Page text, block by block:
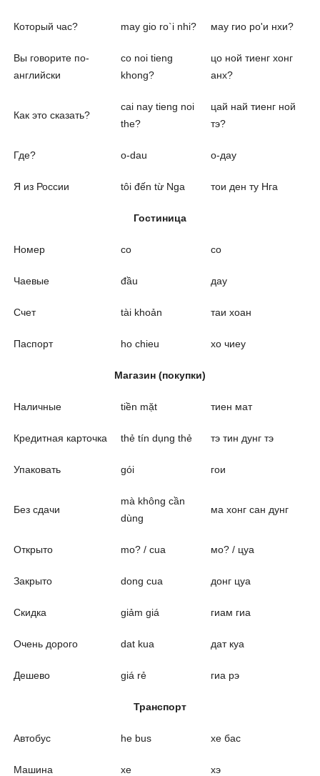
Который час? may gio ro`i nhi? мау гио ро'и нхи?
Вы говорите по-
английски
co noi tieng
khong?
цо ной тиенг хонг
анх?
Как это сказать?
cai nay tieng noi
the?
цай най тиенг ной
тэ?
Где? o-dau о-дау
Я из России tôi đến từ Nga тои ден ту Нга
Гостиница
Номер со со
Чаевые đầu дау
Счет tài khoản таи хоан
Паспорт ho chieu хо чиеу
Магазин (покупки)
Наличные tiền mặt тиен мат
Кредитная карточка thẻ tín dụng thẻ тэ тин дунг тэ
Упаковать gói гои
Без сдачи
mà không cần
dùng
ма хонг сан дунг
Открыто mo? / cua мо? / цуа
Закрыто dong cua донг цуа
Скидка giảm giá гиам гиа
Очень дорого dat kua дат куа
Дешево giá rẻ гиа рэ
Транспорт
Автобус he bus хе бас
Машина xe хэ